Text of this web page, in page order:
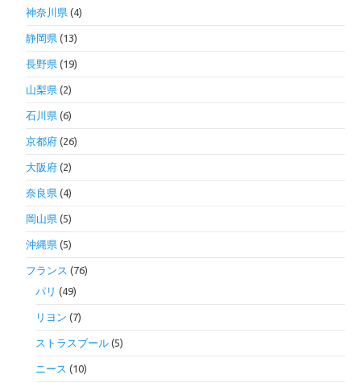
神奈川県 (4)
静岡県 (13)
長野県 (19)
山梨県 (2)
石川県 (6)
京都府 (26)
大阪府 (2)
奈良県 (4)
岡山県 (5)
沖縄県 (5)
フランス (76)
パリ (49)
リヨン (7)
ストラスブール (5)
ニース (10)